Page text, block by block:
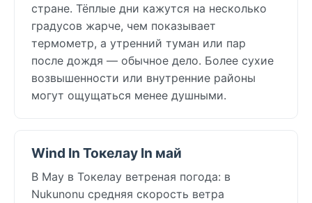
стране. Тёплые дни кажутся на несколько
градусов жарче, чем показывает
термометр, а утренний туман или пар
после дождя — обычное дело. Более сухие
возвышенности или внутренние районы
могут ощущаться менее душными.
Wind In Токелау In май
В May в Токелау ветреная погода: в
Nukunonu средняя скорость ветра